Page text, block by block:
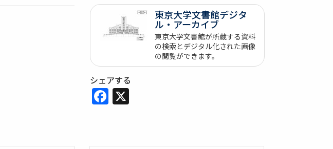
東京大学文書館デジタ
ル・アーカイブ
東京大学文書館が所蔵する資料
の検索とデジタル化された画像
の閲覧ができます。
シェアする
Facebook
X